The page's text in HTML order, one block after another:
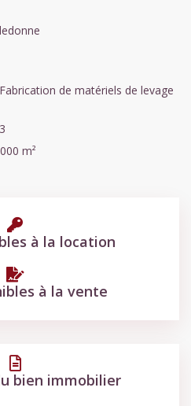
Fabrication de matériels de levage
m²
à la location
à la vente
bien immobilier